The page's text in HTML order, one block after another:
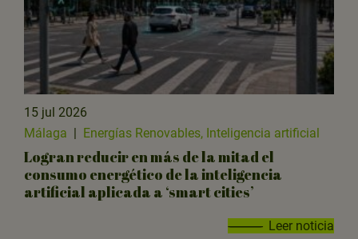
15 jul 2026
Málaga | Energías Renovables, Inteligencia artificial
Logran reducir en más de la mitad el
consumo energético de la inteligencia
artificial aplicada a ‘smart cities’
Leer noticia